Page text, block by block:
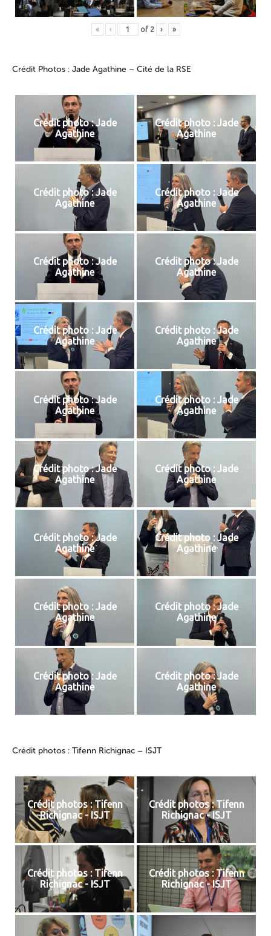
« ‹ of 2 › »
Crédit Photos : Jade Agathine – Cité de la RSE
Crédit photo : Jade
Agathine
Crédit photo : Jade
Agathine
Crédit photo : Jade
Agathine
Crédit photo : Jade
Agathine
Crédit photo : Jade
Agathine
Crédit photo : Jade
Agathine
Crédit photo : Jade
Agathine
Crédit photo : Jade
Agathine
Crédit photo : Jade
Agathine
Crédit photo : Jade
Agathine
Crédit photo : Jade
Agathine
Crédit photo : Jade
Agathine
Crédit photo : Jade
Agathine
Crédit photo : Jade
Agathine
Crédit photo : Jade
Agathine
Crédit photo : Jade
Agathine
Crédit photo : Jade
Agathine
Crédit photo : Jade
Agathine
Crédit photos : Tifenn Richignac – ISJT
Crédit photos : Tifenn
Richignac - ISJT
Crédit photos : Tifenn
Richignac - ISJT
Crédit photos : Tifenn
Richignac - ISJT
Crédit photos : Tifenn
Richignac - ISJT